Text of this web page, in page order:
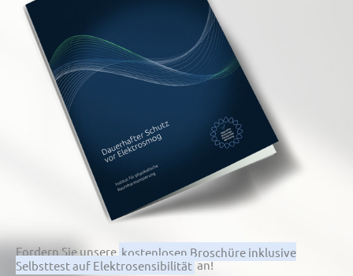
Fordern Sie unsere kostenlosen Broschüre inklusive
Selbsttest auf Elektrosensibilität an!